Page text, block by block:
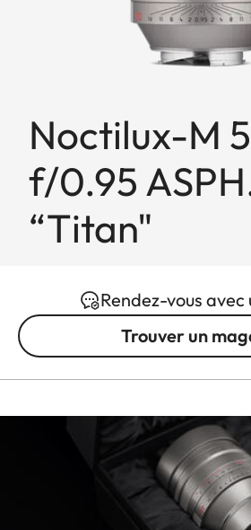
Noctilux-M
f/0.95
“Titan"
Rendez-vous
Trouver un